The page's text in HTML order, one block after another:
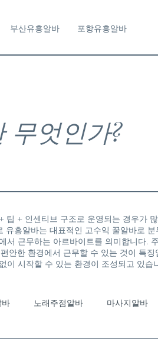
부산유흥알바 포항유흥알바
무엇인가?
+ 인센티브 구조로 운영되는 경우가
흥알바는 대표적인 고수익 꿀알바로 분
근무하는 아르바이트를 의미합니다.
안한 환경에서 근무할 수 있는 것이 특징
이 시작할 수 있는 환경이 조성되고 있습
바 노래주점알바 마사지알바